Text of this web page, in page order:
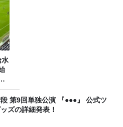
水
第9回単独公演 『●●●』 公式ツ
ズの詳細発表！